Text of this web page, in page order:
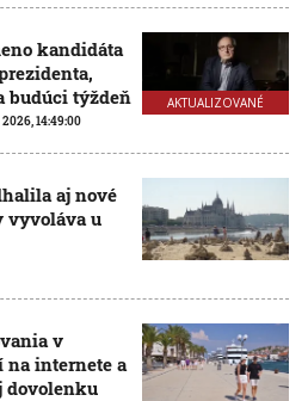
AKTUALIZOVANÉ
kandidáta
budúci týždeň
2026, 14:49:00
aj nové
vyvoláva u
v
internete a
dovolenku